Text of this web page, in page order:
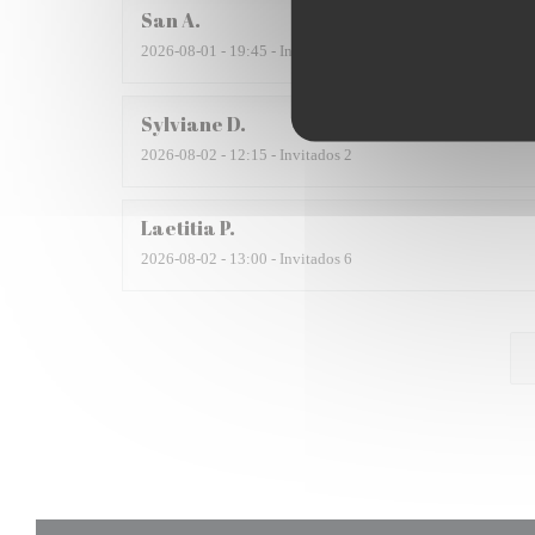
SanA
2026-08-01 - 19:45 - Invitados 2
SylvianeD
2026-08-02 - 12:15 - Invitados 2
LaetitiaP
2026-08-02 - 13:00 - Invitados 6